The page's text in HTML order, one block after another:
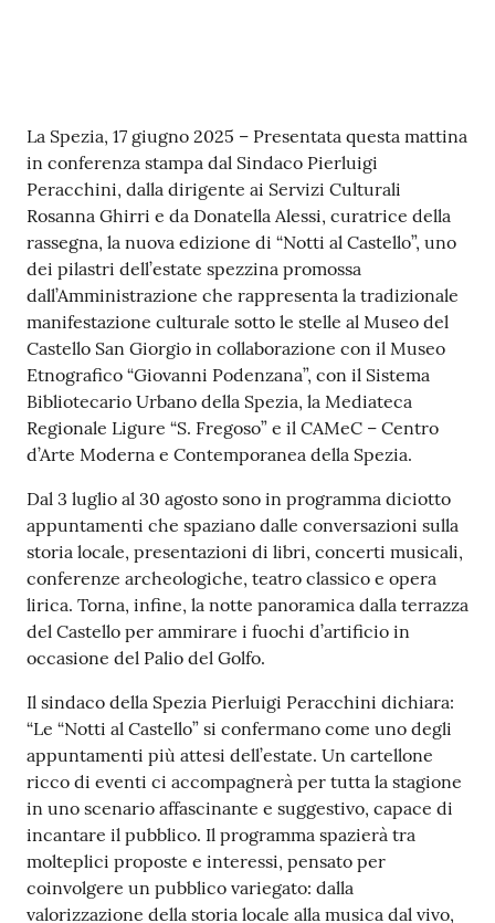
Comune
C
e
r
t
i
f
i
c
t
i
A
n
a
g
r
a
f
c
i
o
n
l
i
Contenuto
La Spezia, 17 giugno 2025 – Presentata questa mattina
in conferenza stampa dal Sindaco Pierluigi
Peracchini, dalla dirigente ai Servizi Culturali
Rosanna Ghirri e da Donatella Alessi, curatrice della
rassegna, la nuova edizione di “Notti al Castello”, uno
dei pilastri dell’estate spezzina promossa
dall’Amministrazione che rappresenta la tradizionale
manifestazione culturale sotto le stelle al Museo del
Castello San Giorgio in collaborazione con il Museo
Etnografico “Giovanni Podenzana”, con il Sistema
Bibliotecario Urbano della Spezia, la Mediateca
Regionale Ligure “S. Fregoso” e il CAMeC – Centro
d’Arte Moderna e Contemporanea della Spezia.
Dal 3 luglio al 30 agosto sono in programma diciotto
appuntamenti che spaziano dalle conversazioni sulla
storia locale, presentazioni di libri, concerti musicali,
conferenze archeologiche, teatro classico e opera
lirica. Torna, infine, la notte panoramica dalla terrazza
del Castello per ammirare i fuochi d’artificio in
occasione del Palio del Golfo.
Il sindaco della Spezia Pierluigi Peracchini dichiara:
“Le “Notti al Castello” si confermano come uno degli
appuntamenti più attesi dell’estate. Un cartellone
ricco di eventi ci accompagnerà per tutta la stagione
in uno scenario affascinante e suggestivo, capace di
incantare il pubblico. Il programma spazierà tra
molteplici proposte e interessi, pensato per
coinvolgere un pubblico variegato: dalla
valorizzazione della storia locale alla musica dal vivo,